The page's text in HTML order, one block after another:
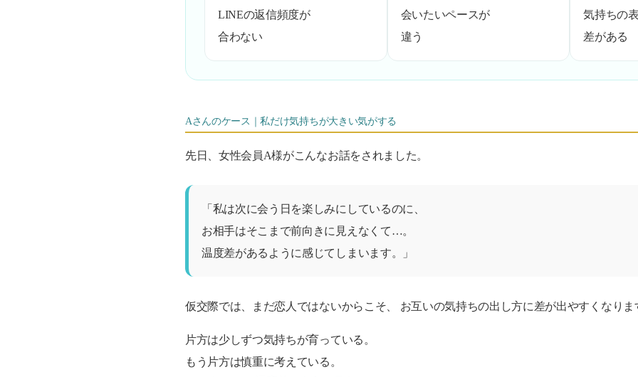
LINEの返信頻度が
合わない
会いたいペースが
違う
気持ちの
差がある
Aさんのケース｜私だけ気持ちが大きい気がする
先日、女性会員A様がこんなお話をされました。
「私は次に会う日を楽しみにしているのに、
お相手はそこまで前向きに見えなくて…。
温度差があるように感じてしまいます。」
仮交際では、まだ恋人ではないからこそ、 お互いの気持ちの出し方に差が出やすくなりま
片方は少しずつ気持ちが育っている。
もう片方は慎重に考えている。